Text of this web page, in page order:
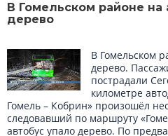
В Гомельском районе на
дерево
В Гомельском
дерево.
пострадали
километре
Гомель – Кобрин» произошёл
следовавший по маршруту
автобус упало дерево. По